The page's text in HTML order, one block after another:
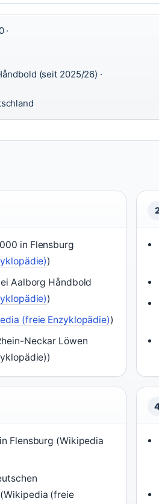
·
(seit 2025/26) ·
in Flensburg
)
Aalborg Håndbold
)
(freie Enzyklopädie))
Neckar Löwen
Flensburg (Wikipedia
(freie